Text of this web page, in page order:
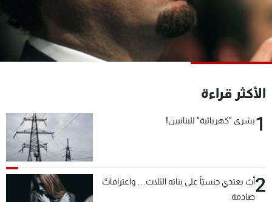
الأكثر قراءة
1بشرى "كهربائية" للبنانيين!
2أبٌ يعتدي جنسيّاً على بناته الثلاث… واعترافاتٌ
صادمة
الترددات
عن MTV
الإنـتـاج
وظائف
تواصل معنا